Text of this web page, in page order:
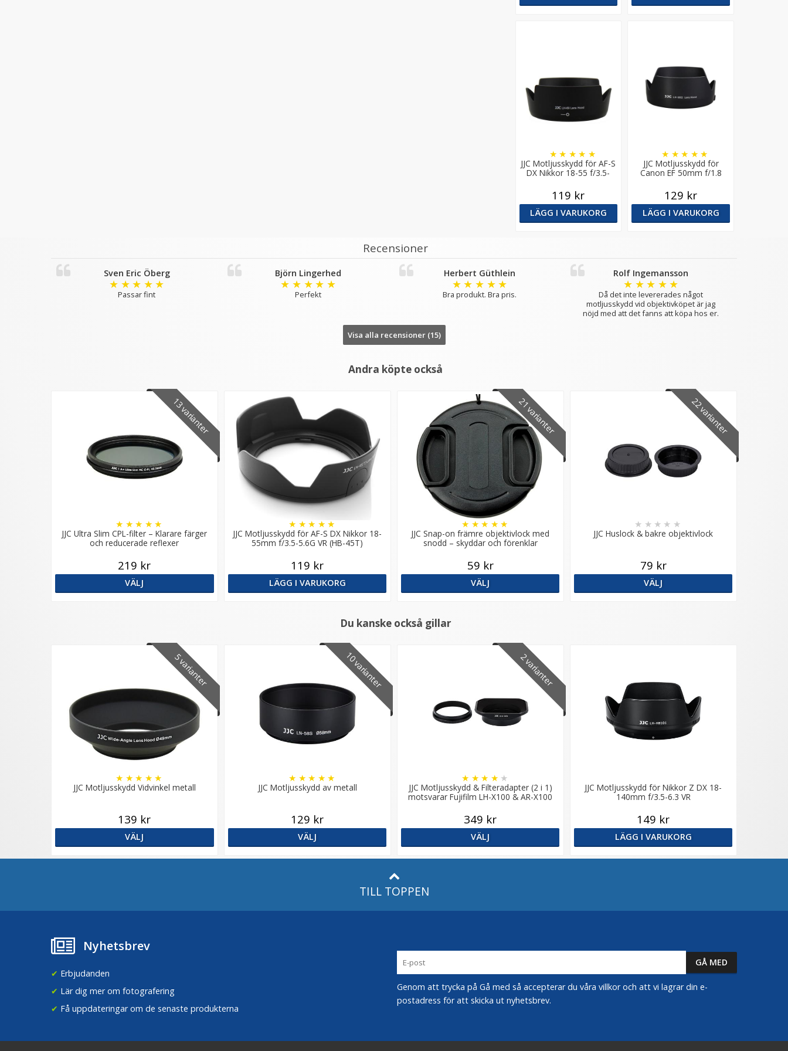
JJC Motljusskydd för AF-S
DX Nikkor 18-55 f/3.5-
★ ★ ★ ★ ★
119 kr
LÄGG I VARUKORG
JJC Motljusskydd för
Canon EF 50mm f/1.8
(Tulpan)
★ ★ ★ ★ ★
129 kr
LÄGG I VARUKORG
Recensioner
Sven Eric Öberg
★ ★ ★ ★ ★
Passar fint
Björn Lingerhed
★ ★ ★ ★ ★
Perfekt
Herbert Güthlein
★ ★ ★ ★ ★
Bra produkt. Bra pris.
Rolf Ingemansson
★ ★ ★ ★ ★
Då det inte levererades något
motljusskydd vid objektivköpet är jag
nöjd med att det fanns att köpa hos er.
Visa alla recensioner (15)
Andra köpte också
13 varianter
JJC Ultra Slim CPL-filter – Klarare färger
och reducerade reflexer
★ ★ ★ ★ ★
219 kr
VÄLJ
JJC Motljusskydd för AF-S DX Nikkor 18-
55mm f/3.5-5.6G VR (HB-45T)
★ ★ ★ ★ ★
119 kr
LÄGG I VARUKORG
21 varianter
JJC Snap-on främre objektivlock med
snodd – skyddar och förenklar
★ ★ ★ ★ ★
59 kr
VÄLJ
22 varianter
JJC Huslock & bakre objektivlock
★ ★ ★ ★ ★
79 kr
VÄLJ
Du kanske också gillar
5 varianter
JJC Motljusskydd Vidvinkel metall
★ ★ ★ ★ ★
139 kr
VÄLJ
10 varianter
JJC Motljusskydd av metall
★ ★ ★ ★ ★
129 kr
VÄLJ
2 varianter
JJC Motljusskydd & Filteradapter (2 i 1)
motsvarar Fujifilm LH-X100 & AR-X100
★ ★ ★ ★ ★
349 kr
VÄLJ
JJC Motljusskydd för Nikkor Z DX 18-
140mm f/3.5-6.3 VR
149 kr
LÄGG I VARUKORG
TILL TOPPEN
Nyhetsbrev
✔ Erbjudanden
✔ Lär dig mer om fotografering
✔ Få uppdateringar om de senaste produkterna
Genom att trycka på Gå med så accepterar du våra villkor och att vi lagrar din e-
postadress för att skicka ut nyhetsbrev.